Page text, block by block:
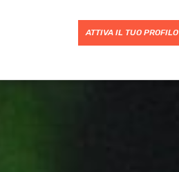
ATTIVA IL TUO PROFILO